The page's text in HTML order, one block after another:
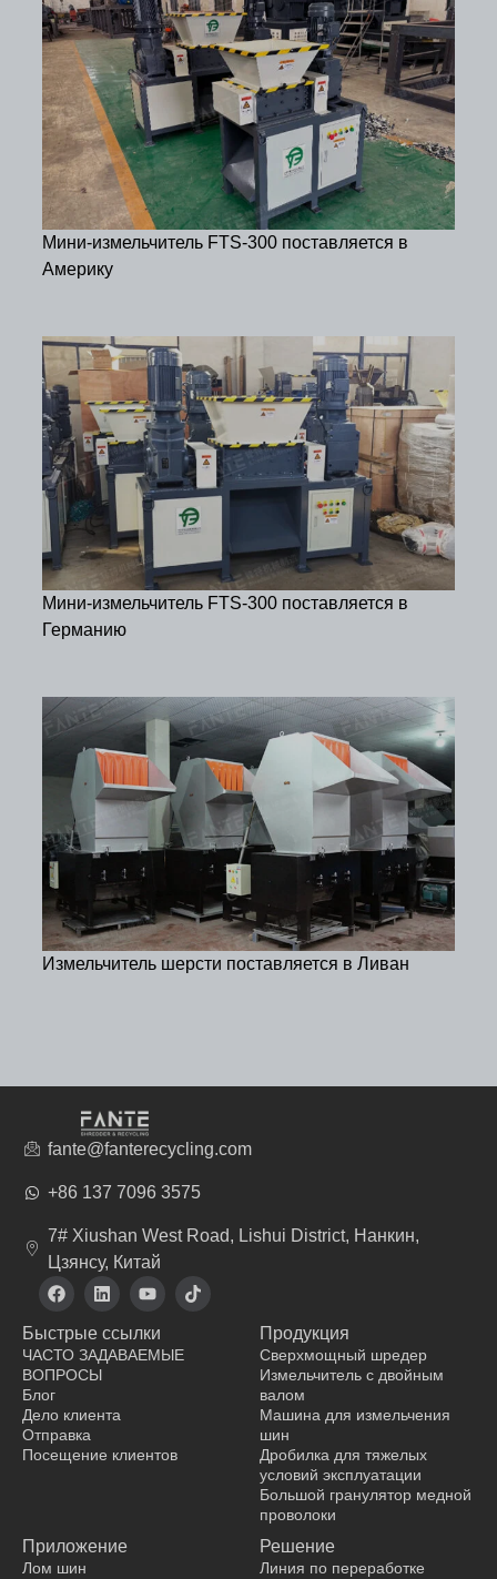
Мини-измельчитель FTS-300 поставляется в
Америку
Мини-измельчитель FTS-300 поставляется в
Германию
Измельчитель шерсти поставляется в Ливан
fante@fanterecycling.com
+86 137 7096 3575
7# Xiushan West Road, Lishui District, Нанкин,
Цзянсу, Китай
F
a
e
b
o
o
k
L
i
k
e
d
n
Y
o
t
u
T
i
Быстрые ссылки
ЧАСТО ЗАДАВАЕМЫЕ
ВОПРОСЫ
Блог
Дело клиента
Отправка
Посещение клиентов
Продукция
Сверхмощный шредер
Измельчитель с двойным
валом
Машина для измельчения
шин
Дробилка для тяжелых
условий эксплуатации
Большой гранулятор медной
проволоки
Приложение
Лом шин
Решение
Линия по переработке